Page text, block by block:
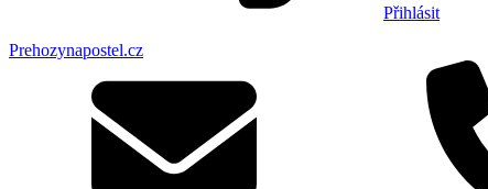
Přihlásit
Prehozynapostel.cz